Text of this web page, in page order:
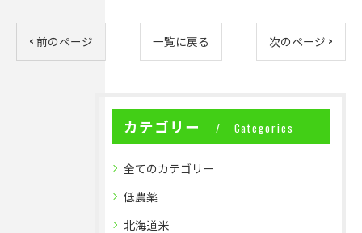
< 前のページ 一覧に戻る 次のページ >
カテゴリー Categories
全てのカテゴリー
低農薬
北海道米